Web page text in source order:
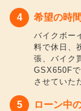
希望の時
バイクボー
料で休日、
張、バイク
GSX650F
させていた
ローン中